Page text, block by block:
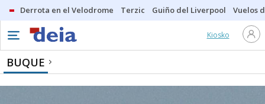
Derrota en el Velodrome Terzic Guiño del Liverpool Vuelos
Kiosko
BUQUE